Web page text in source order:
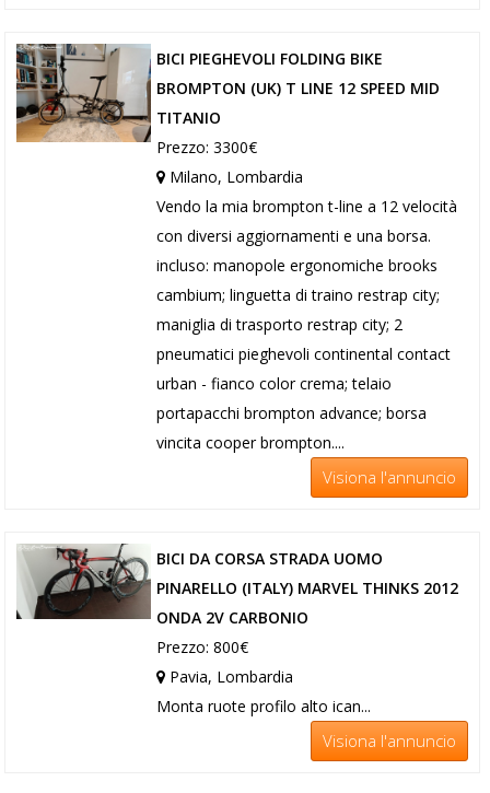
BICI PIEGHEVOLI FOLDING BIKE
BROMPTON (UK) T LINE 12 SPEED MID
TITANIO
Prezzo: 3300€
Milano, Lombardia
Vendo la mia brompton t-line a 12 velocità
con diversi aggiornamenti e una borsa.
incluso: manopole ergonomiche brooks
cambium; linguetta di traino restrap city;
maniglia di trasporto restrap city; 2
pneumatici pieghevoli continental contact
urban - fianco color crema; telaio
portapacchi brompton advance; borsa
vincita cooper brompton....
Visiona l'annuncio
BICI DA CORSA STRADA UOMO
PINARELLO (ITALY) MARVEL THINKS 2012
ONDA 2V CARBONIO
Prezzo: 800€
Pavia, Lombardia
Monta ruote profilo alto ican...
Visiona l'annuncio